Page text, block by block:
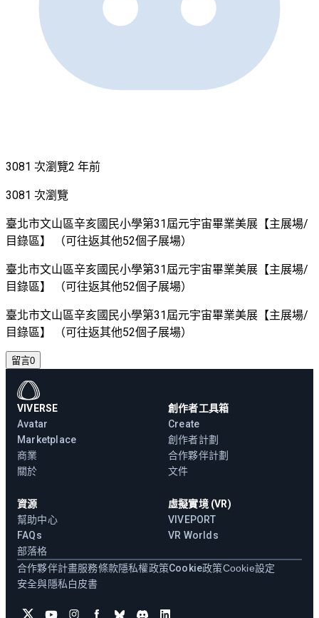
3081 次瀏覽2 年前
3081 次瀏覽
臺北市文山區辛亥國民小學第31屆元宇宙畢業美展【主展場/
目錄區】 （可往返其他52個子展場）
臺北市文山區辛亥國民小學第31屆元宇宙畢業美展【主展場/
目錄區】 （可往返其他52個子展場）
臺北市文山區辛亥國民小學第31屆元宇宙畢業美展【主展場/
目錄區】 （可往返其他52個子展場）
留言0
VIVERSE
Avatar
Marketplace
商業
關於
創作者工具箱
Create
創作者計劃
合作夥伴計劃
文件
資源
幫助中心
FAQs
部落格
虛擬實境 (VR)
VIVEPORT
VR Worlds
合作夥伴計畫服務條款隱私權政策Cookie政策Cookie設定
安全與隱私白皮書